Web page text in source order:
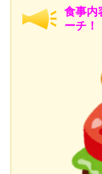
食事内
ーチ！